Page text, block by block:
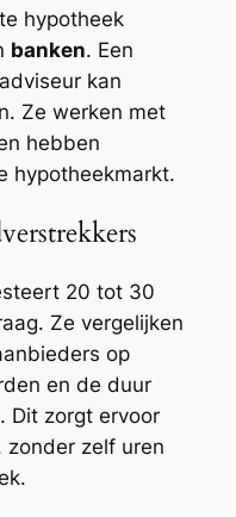
hypotheek
banken. Een
kan
Ze werken met
hebben
hypotheekmarkt.
20 tot 30
Ze vergelijken
op
en de duur
. Dit zorgt ervoor
zelf uren